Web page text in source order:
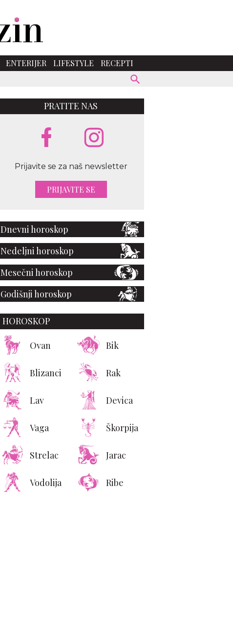
ENTERIJER LIFESTYLE
RECEPTI
PRATITE NAS
Prijavite se za naš newsletter
PRIJAVITE SE
Dnevni horoskop
Nedeljni horoskop
Mesečni horoskop
Godišnji horoskop
HOROSKOP
Ovan Bik
Blizanci Rak
Lav Devica
Vaga Škorpija
Strelac Jarac
Vodolija Ribe